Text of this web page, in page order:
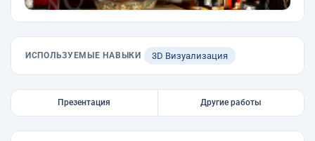
ИСПОЛЬЗУЕМЫЕ НАВЫКИ 3D Визуализация
Презентация Другие работы